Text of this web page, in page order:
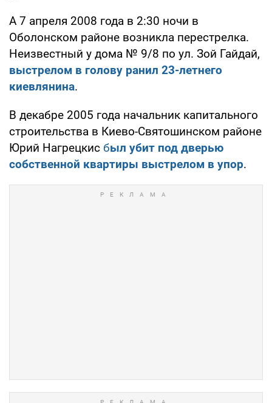
А 7 апреля 2008 года в 2:30 ночи в
Оболонском районе возникла перестрелка.
Неизвестный у дома № 9/8 по ул. Зой Гайдай,
выстрелом в голову ранил 23-летнего
киевлянина.
В декабре 2005 года начальник капитального
строительства в Киево-Святошинском районе
Юрий Нагрецкис был убит под дверью
собственной квартиры выстрелом в упор.